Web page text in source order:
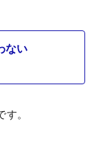
ない
。